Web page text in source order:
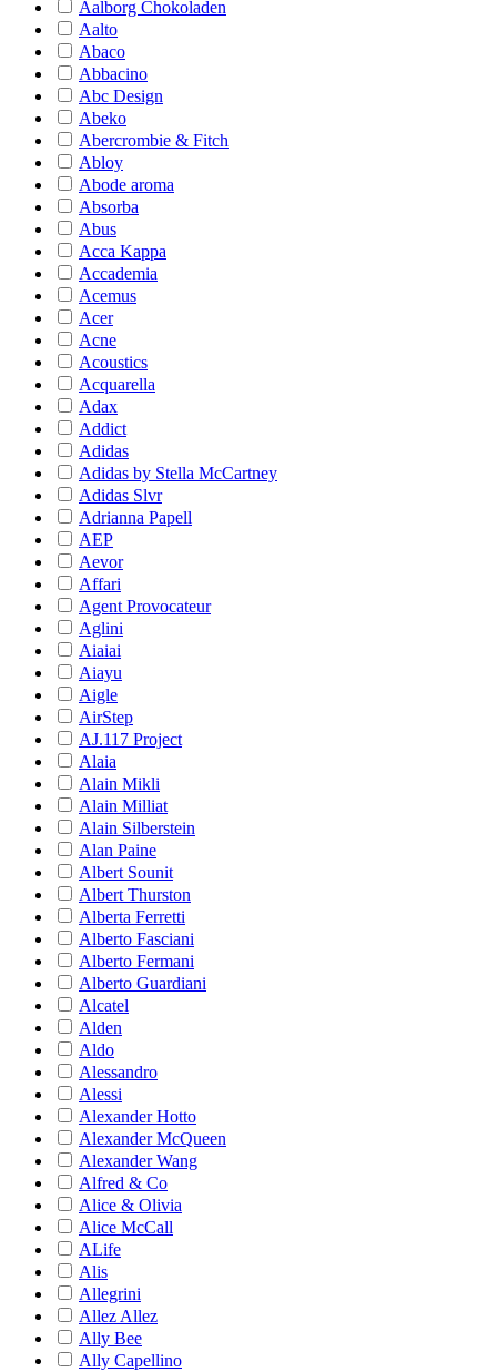
Aalborg Chokoladen
Aalto
Abaco
Abbacino
Abc Design
Abeko
Abercrombie & Fitch
Abloy
Abode aroma
Absorba
Abus
Acca Kappa
Accademia
Acemus
Acer
Acne
Acoustics
Acquarella
Adax
Addict
Adidas
Adidas by Stella McCartney
Adidas Slvr
Adrianna Papell
AEP
Aevor
Affari
Agent Provocateur
Aglini
Aiaiai
Aiayu
Aigle
AirStep
AJ.117 Project
Alaia
Alain Mikli
Alain Milliat
Alain Silberstein
Alan Paine
Albert Sounit
Albert Thurston
Alberta Ferretti
Alberto Fasciani
Alberto Fermani
Alberto Guardiani
Alcatel
Alden
Aldo
Alessandro
Alessi
Alexander Hotto
Alexander McQueen
Alexander Wang
Alfred & Co
Alice & Olivia
Alice McCall
ALife
Alis
Allegrini
Allez Allez
Ally Bee
Ally Capellino